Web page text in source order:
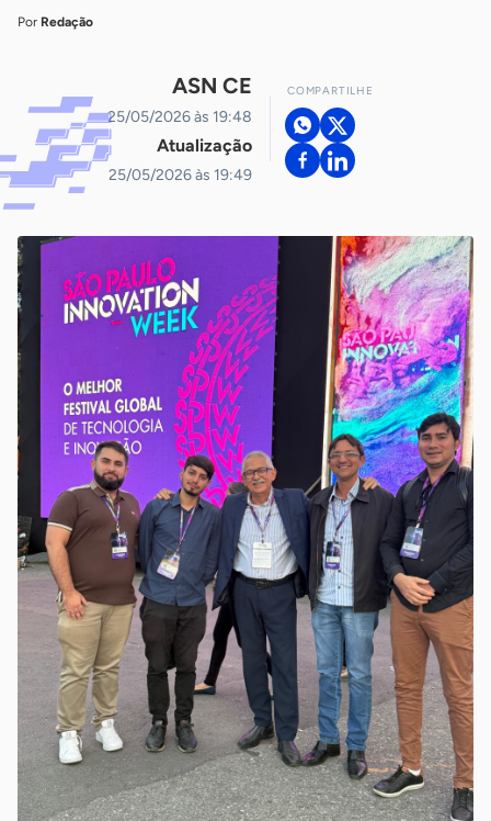
Por Redação
ASN CE
25/05/2026 às 19:48
Atualização
25/05/2026 às 19:49
COMPARTILHE